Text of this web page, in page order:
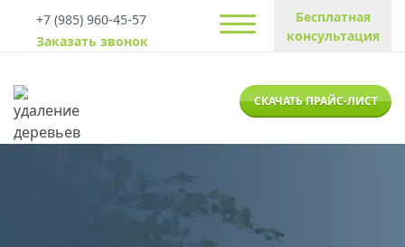
+7 (985) 960-45-57
Заказать звонок
Бесплатная
консультация
СКАЧАТЬ ПРАЙС-ЛИСТ